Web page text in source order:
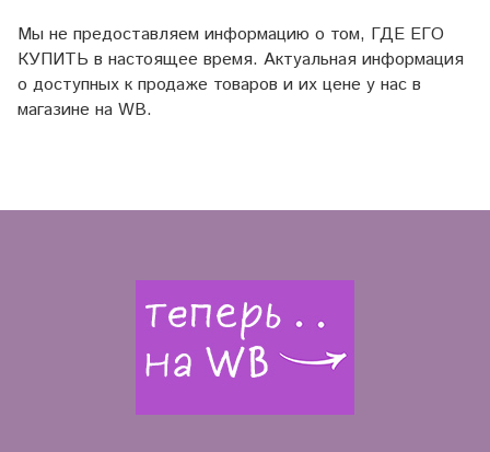
Мы не предоставляем информацию о том, ГДЕ ЕГО
КУПИТЬ в настоящее время. Актуальная информация
о доступных к продаже товаров и их цене у нас в
магазине на WB.